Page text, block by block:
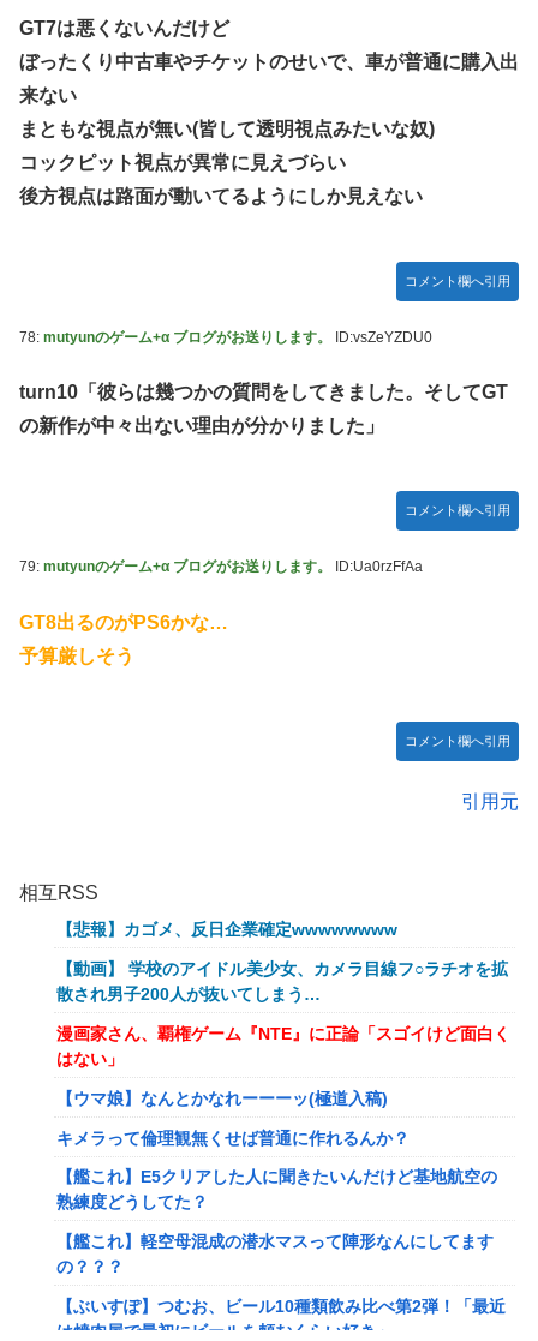
GT7は悪くないんだけど
ぼったくり中古車やチケットのせいで、車が普通に購入出
来ない
まともな視点が無い(皆して透明視点みたいな奴)
コックピット視点が異常に見えづらい
後方視点は路面が動いてるようにしか見えない
コメント欄へ引用
78: mutyunのゲーム+α ブログがお送りします。 ID:vsZeYZDU0
turn10「彼らは幾つかの質問をしてきました。そしてGT
の新作が中々出ない理由が分かりました」
コメント欄へ引用
79: mutyunのゲーム+α ブログがお送りします。 ID:Ua0rzFfAa
GT8出るのがPS6かな…
予算厳しそう
コメント欄へ引用
引用元
相互RSS
【悲報】カゴメ、反日企業確定wwwwwwww
【動画】 学校のアイドル美少女、カメラ目線フ○ラチオを拡
散され男子200人が抜いてしまう…
漫画家さん、覇権ゲーム『NTE』に正論「スゴイけど面白く
はない」
【ウマ娘】なんとかなれーーーッ(極道入稿)
キメラって倫理観無くせば普通に作れるんか？
【艦これ】E5クリアした人に聞きたいんだけど基地航空の
熟練度どうしてた？
【艦これ】軽空母混成の潜水マスって陣形なんにしてます
の？？？
【ぶいすぽ】つむお、ビール10種類飲み比べ第2弾！「最近
は焼肉屋で最初にビールを頼むくらい好き」